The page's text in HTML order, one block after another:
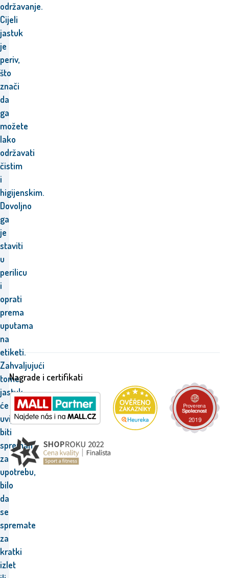
održavanje.
Cijeli
jastuk
je
periv,
što
znači
da
ga
možete
lako
održavati
čistim
i
higijenskim.
Dovoljno
ga
je
staviti
u
perilicu
i
oprati
prema
uputama
na
etiketi.
Zahvaljujući
tome,
jastuk
će
uvijek
biti
spreman
za
upotrebu,
bilo
da
se
spremate
za
kratki
izlet
Nagrade i certifikati